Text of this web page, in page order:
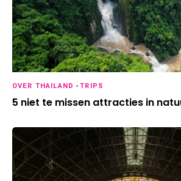
OVER THAILAND -TRIPS
5 niet te missen attracties in